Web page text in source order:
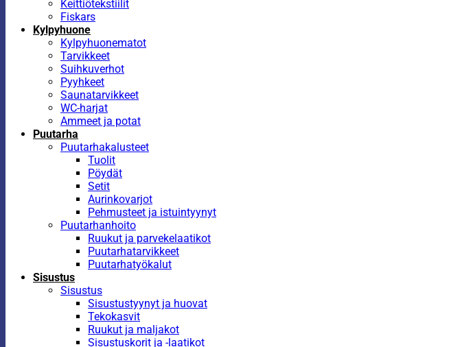
Keittiötekstiilit
Fiskars
Kylpyhuone
Kylpyhuonematot
Tarvikkeet
Suihkuverhot
Pyyhkeet
Saunatarvikkeet
WC-harjat
Ammeet ja potat
Puutarha
Puutarhakalusteet
Tuolit
Pöydät
Setit
Aurinkovarjot
Pehmusteet ja istuintyynyt
Puutarhanhoito
Ruukut ja parvekelaatikot
Puutarhatarvikkeet
Puutarhatyökalut
Sisustus
Sisustus
Sisustustyynyt ja huovat
Tekokasvit
Ruukut ja maljakot
Sisustuskorit ja -laatikot